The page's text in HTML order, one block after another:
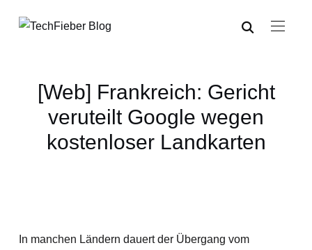
[Web] Frankreich: Gericht
veruteilt Google wegen
kostenloser Landkarten
In manchen Ländern dauert der Übergang vom